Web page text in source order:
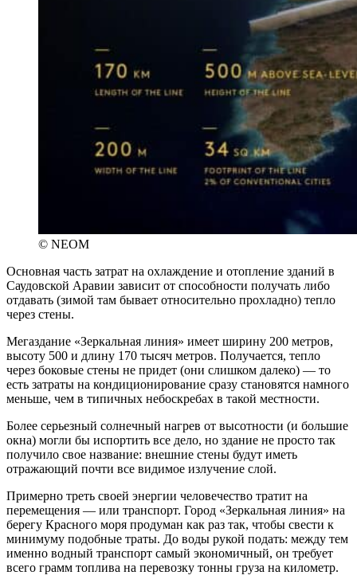
© NEOM
Основная часть затрат на охлаждение и отопление зданий в
Саудовской Аравии зависит от способности получать либо
отдавать (зимой там бывает относительно прохладно) тепло
через стены.
Мегаздание «Зеркальная линия» имеет ширину 200 метров,
высоту 500 и длину 170 тысяч метров. Получается, тепло
через боковые стены не придет (они слишком далеко) — то
есть затраты на кондиционирование сразу становятся намного
меньше, чем в типичных небоскребах в такой местности.
Более серьезный солнечный нагрев от высотности (и большие
окна) могли бы испортить все дело, но здание не просто так
получило свое название: внешние стены будут иметь
отражающий почти все видимое излучение слой.
Примерно треть своей энергии человечество тратит на
перемещения — или транспорт. Город «Зеркальная линия» на
берегу Красного моря продуман как раз так, чтобы свести к
минимуму подобные траты. До воды рукой подать: между тем
именно водный транспорт самый экономичный, он требует
всего грамм топлива на перевозку тонны груза на километр.